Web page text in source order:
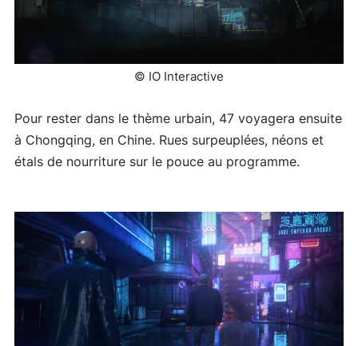
© IO Interactive
Pour rester dans le thème urbain, 47 voyagera ensuite
à Chongqing, en Chine. Rues surpeuplées, néons et
étals de nourriture sur le pouce au programme.